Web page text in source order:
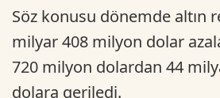
Söz konusu dönemde altın
milyar 408 milyon dolar
720 milyon dolardan 44
dolara geriledi.